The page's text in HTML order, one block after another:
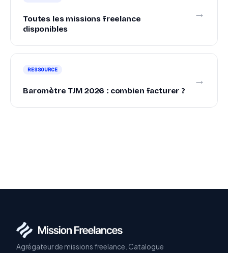
Toutes les missions freelance
disponibles
→
RESSOURCE
Baromètre TJM 2026 : combien facturer ?
→
Agrégateur de missions freelance. Catalogue